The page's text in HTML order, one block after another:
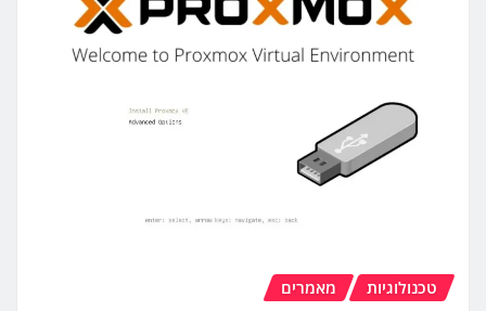
טכנולוגיות מאמרים